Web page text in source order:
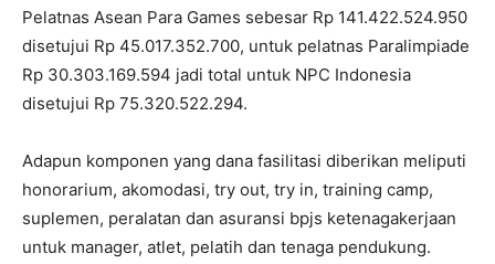
Pelatnas Asean Para Games sebesar Rp 141.422.524.950
disetujui Rp 45.017.352.700, untuk pelatnas Paralimpiade
Rp 30.303.169.594 jadi total untuk NPC Indonesia
disetujui Rp 75.320.522.294.
Adapun komponen yang dana fasilitasi diberikan meliputi
honorarium, akomodasi, try out, try in, training camp,
suplemen, peralatan dan asuransi bpjs ketenagakerjaan
untuk manager, atlet, pelatih dan tenaga pendukung.